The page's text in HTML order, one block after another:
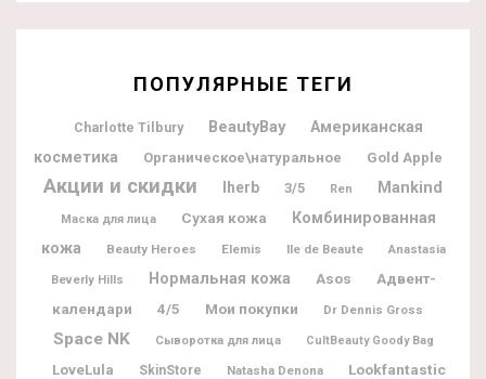
ПОПУЛЯРНЫЕ ТЕГИ
Charlotte Tilbury BeautyBay
Американская
косметика
Органическое\натуральное Gold Apple
Акции и скидки Iherb 3/5 Ren Mankind
Маска для лица Сухая кожа
Комбинированная
кожа
Beauty Heroes Elemis Ile de Beaute Anastasia
Beverly Hills Нормальная кожа Asos
Адвент-
календари
4/5 Мои покупки Dr Dennis Gross
Space NK Сыворотка для лица CultBeauty Goody Bag
LoveLula SkinStore Natasha Denona
Lookfantastic